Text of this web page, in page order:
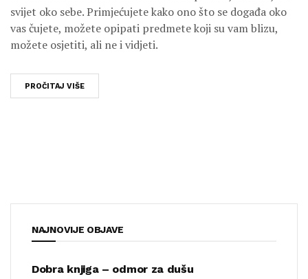
svijet oko sebe. Primjećujete kako ono što se događa oko
vas čujete, možete opipati predmete koji su vam blizu,
možete osjetiti, ali ne i vidjeti.
PROČITAJ VIŠE
NAJNOVIJE OBJAVE
Dobra knjiga – odmor za dušu